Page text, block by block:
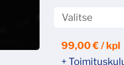
99,00€ / kpl
+